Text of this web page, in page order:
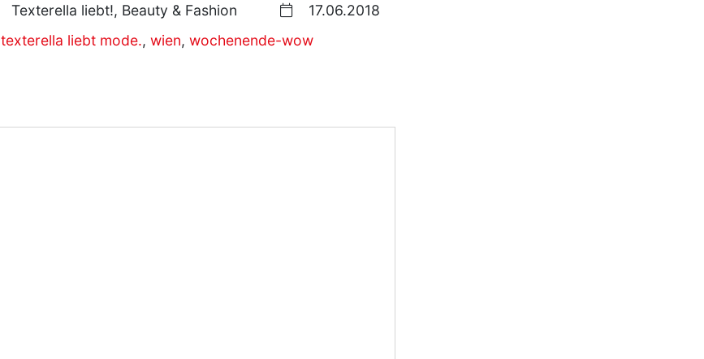
Texterella liebt!, Beauty & Fashion
17.06.2018
texterella liebt mode., wien, wochenende-wow